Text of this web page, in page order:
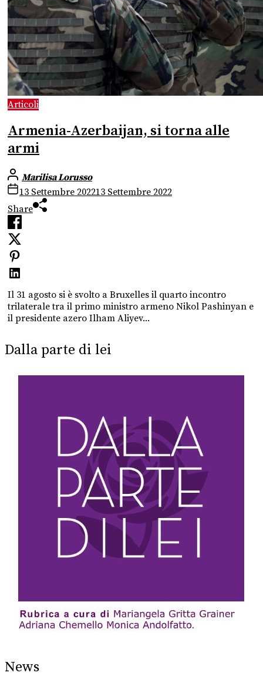
Articoli
Armenia-Azerbaijan, si torna alle
armi
Marilisa Lorusso
13 Settembre 202213 Settembre 2022
Share
Il 31 agosto si è svolto a Bruxelles il quarto incontro
trilaterale tra il primo ministro armeno Nikol Pashinyan e
il presidente azero Ilham Aliyev...
Dalla parte di lei
News